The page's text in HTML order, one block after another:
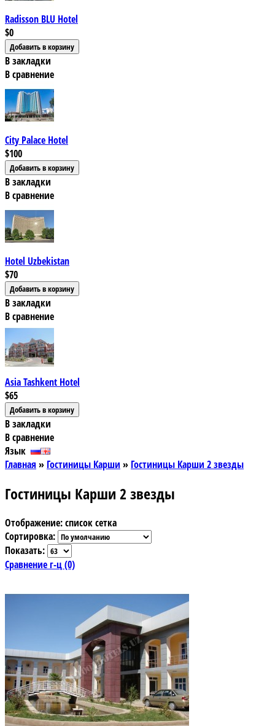
Radisson BLU Hotel
$0
В закладки
В сравнение
City Palace Hotel
$100
В закладки
В сравнение
Hotel Uzbekistan
$70
В закладки
В сравнение
Asia Tashkent Hotel
$65
В закладки
В сравнение
Язык
Главная » Гостиницы Карши » Гостиницы Карши 2 звезды
Гостиницы Карши 2 звезды
Отображение:списоксетка
Сортировка:
Показать:
Сравнение г-ц (0)